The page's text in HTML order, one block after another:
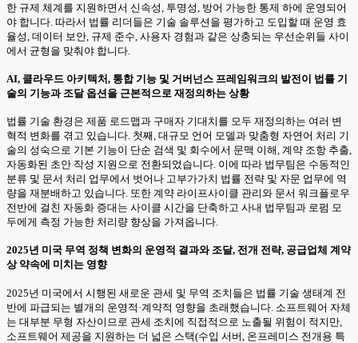
한 규제 체계를 지원하면서 신속성, 투명성, 방어 가능한 통제 하에 운영되어
야 합니다. 따라서 법률 리더들은 기술 솔루션을 평가하고 도입할 때 운영 효
율성, 데이터 보안, 규제 준수, 사용자 경험과 같은 상충되는 우선순위들 사이
에서 균형을 맞춰야 합니다.
AI, 클라우드 아키텍처, 통합 기능 및 거버넌스 프레임워크의 발전이 법률 기
술의 기능과 조달 옵션을 근본적으로 재정의하는 상황
법률 기술 환경은 제품 로드맵과 구매자 기대치를 모두 재정의하는 여러 변
혁적 변화를 겪고 있습니다. 첫째, 대규모 언어 모델과 맞춤형 자연어 처리 기
술의 성숙으로 기본 기능이 단순 검색 및 회수에서 문맥 이해, 계약 조항 추출,
자동화된 초안 작성 지원으로 전환되었습니다. 이에 따라 법무팀은 수동적인
분류 및 문서 처리 업무에서 벗어나 고부가가치 법률 전략 및 자문 업무에 역
량을 재분배하고 있습니다. 또한 계약 라이프사이클 관리와 문서 워크플로우
전반에 걸친 자동화 증대는 사이클 시간을 단축하고 사내 법무팀과 로펌 모
두에게 측정 가능한 처리량 향상을 가져옵니다.
2025년 미국 무역 정책 변화의 운영적 결과와 조달, 전개 전략, 공급업체 계약
상 약속에 미치는 영향
2025년 미국에서 시행된 새로운 관세 및 무역 조치들은 법률 기술 생태계 전
반에 파급되는 별개의 운영적·계약적 영향을 초래했습니다. 소프트웨어 자체
는 대부분 무형 자산이므로 관세 조치에 직접적으로 노출될 위험이 적지만,
소프트웨어 제공을 지원하는 더 넓은 스택(수입 서버, 온프레미스 전개용 특